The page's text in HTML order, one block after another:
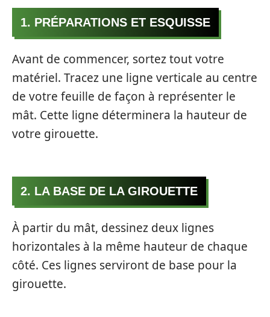
1. PRÉPARATIONS ET ESQUISSE
Avant de commencer, sortez tout votre
matériel. Tracez une ligne verticale au centre
de votre feuille de façon à représenter le
mât. Cette ligne déterminera la hauteur de
votre girouette.
2. LA BASE DE LA GIROUETTE
À partir du mât, dessinez deux lignes
horizontales à la même hauteur de chaque
côté. Ces lignes serviront de base pour la
girouette.